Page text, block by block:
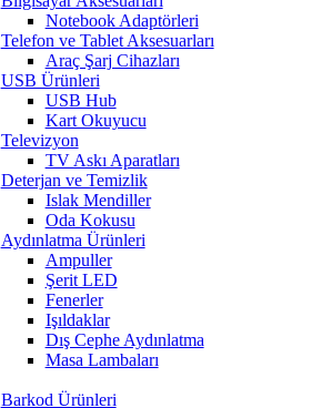
Notebook Adaptörleri
Telefon ve Tablet Aksesuarları
Araç Şarj Cihazları
USB Ürünleri
USB Hub
Kart Okuyucu
Televizyon
TV Askı Aparatları
Deterjan ve Temizlik
Islak Mendiller
Oda Kokusu
Aydınlatma Ürünleri
Ampuller
Şerit LED
Fenerler
Işıldaklar
Dış Cephe Aydınlatma
Masa Lambaları
Barkod Ürünleri